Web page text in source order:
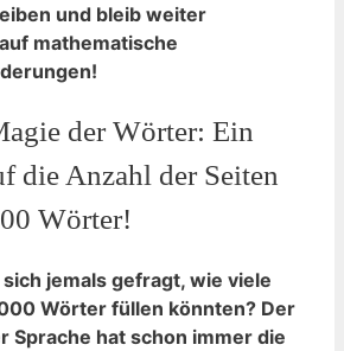
und bleib⁢ weiter
mathematische
der ⁤Wörter: Ein
die Anzahl der Seiten
Wörter!
sich jemals gefragt, wie viele
Wörter füllen könnten? Der
Sprache ⁢hat ⁣schon⁢ immer die